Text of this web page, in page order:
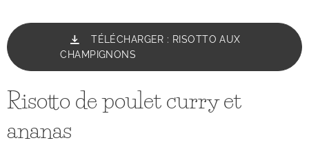
TÉLÉCHARGER : RISOTTO AUX
CHAMPIGNONS
Risotto de poulet curry et
ananas